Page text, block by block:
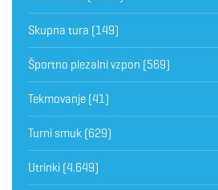
Skupna tura (149)
Športno plezalni vzpon (569)
Tekmovanje (41)
Turni smuk (629)
Utrinki (4.649)